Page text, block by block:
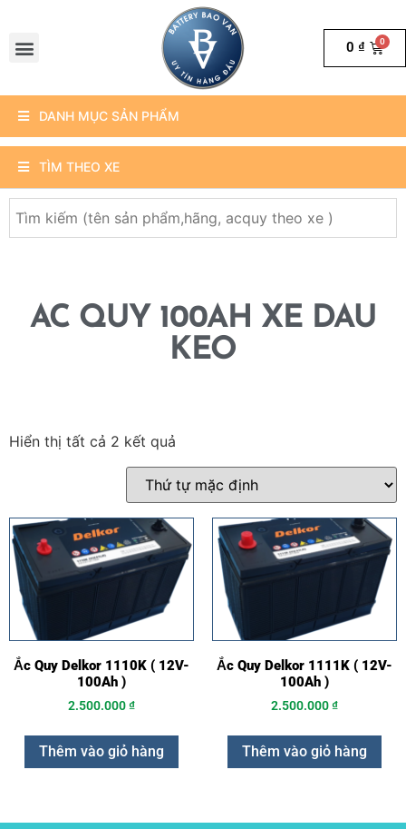
0 ₫
DANH MỤC SẢN PHẨM
TÌM THEO XE
AC QUY 100AH XE DAU
KEO
Hiển thị tất cả 2 kết quả
Ắc Quy Delkor 1110K ( 12V-
100Ah )
2.500.000₫
Thêm vào giỏ hàng
Ắc Quy Delkor 1111K ( 12V-
100Ah )
2.500.000₫
Thêm vào giỏ hàng